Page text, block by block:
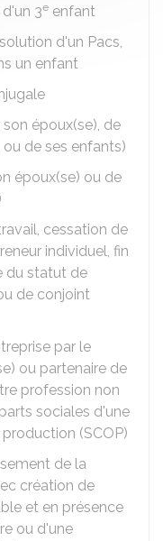
3e enfant
d'un Pacs,
un enfant
époux(se), de
de ses enfants)
époux(se) ou de
cessation de
individuel, fin
du statut de
de conjoint
par le
ou partenaire de
profession non
sociales d'une
(SCOP)
de la
création de
et en présence
ou d'une